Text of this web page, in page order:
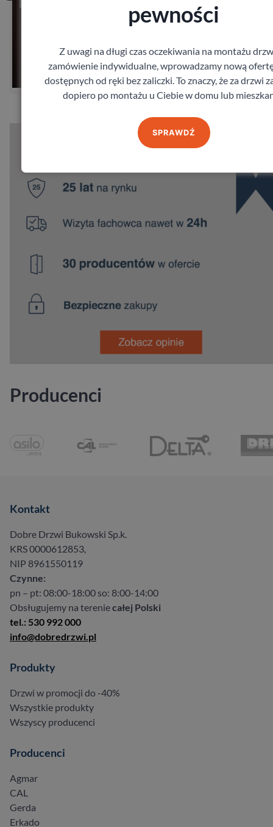
Zobacz
Zamów pomiar
Producenci
Kontakt
Dobre Drzwi Bukowski Sp.k.
KRS 0000612853,
NIP 8961550119
Czynne:
pn – pt: 08:00-18:00 so: 8:00-14:00
Obsługujemy na tereniecałej Polski
tel.: 530 992 000
info@dobredrzwi.pl
Produkty
Drzwi w promocji do -40%
Wszystkie produkty
Wszyscy producenci
Producenci
Agmar
CAL
Gerda
Erkado
pewności
Z uwagi na długi czas oczekiwania na montażu
zamówienie indywidualne, wprowadzamy nową
dostępnych od ręki bez zaliczki. To znaczy, że za drzwi
dopiero po montażu u Ciebie w domu lub
SPRAWDŹ